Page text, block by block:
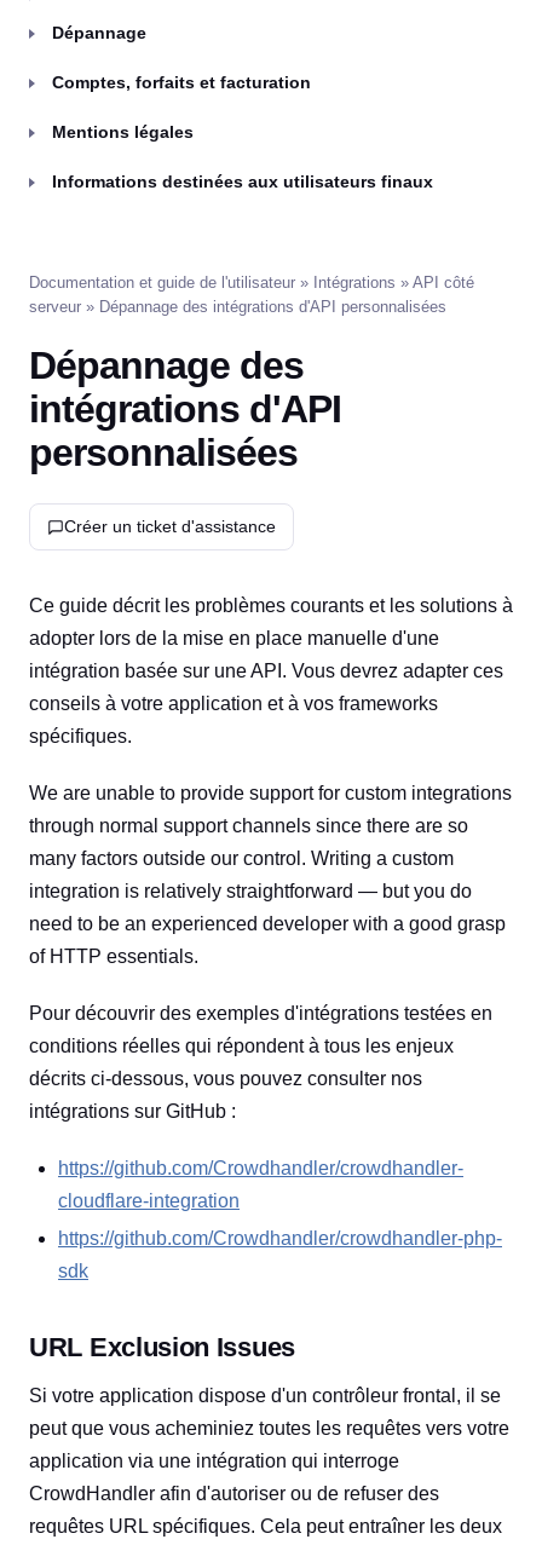
Dépannage
Comptes, forfaits et facturation
Mentions légales
Informations destinées aux utilisateurs finaux
Documentation et guide de l'utilisateur » Intégrations » API côté
serveur » Dépannage des intégrations d'API personnalisées
Dépannage des
intégrations d'API
personnalisées
Créer un ticket d'assistance
Ce guide décrit les problèmes courants et les solutions à
adopter lors de la mise en place manuelle d'une
intégration basée sur une API. Vous devrez adapter ces
conseils à votre application et à vos frameworks
spécifiques.
We are unable to provide support for custom integrations
through normal support channels since there are so
many factors outside our control. Writing a custom
integration is relatively straightforward — but you do
need to be an experienced developer with a good grasp
of HTTP essentials.
Pour découvrir des exemples d'intégrations testées en
conditions réelles qui répondent à tous les enjeux
décrits ci-dessous, vous pouvez consulter nos
intégrations sur GitHub :
https://github.com/Crowdhandler/crowdhandler-
cloudflare-integration
https://github.com/Crowdhandler/crowdhandler-php-
sdk
URL Exclusion Issues
Si votre application dispose d'un contrôleur frontal, il se
peut que vous acheminiez toutes les requêtes vers votre
application via une intégration qui interroge
CrowdHandler afin d'autoriser ou de refuser des
requêtes URL spécifiques. Cela peut entraîner les deux